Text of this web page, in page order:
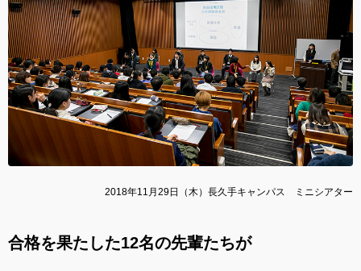
2018年11月29日（木）長久手キャンパス ミニシアター
合格を果たした12名の先輩たちが